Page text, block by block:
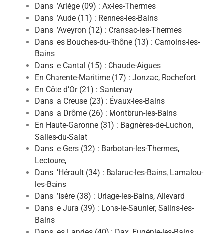
Dans l’Ariège (09) : Ax-les-Thermes
Dans l’Aude (11) : Rennes-les-Bains
Dans l’Aveyron (12) : Cransac-les-Thermes
Dans les Bouches-du-Rhône (13) : Camoins-les-
Bains
Dans le Cantal (15) : Chaude-Aigues
En Charente-Maritime (17) : Jonzac, Rochefort
En Côte d’Or (21) : Santenay
Dans la Creuse (23) : Évaux-les-Bains
Dans la Drôme (26) : Montbrun-les-Bains
En Haute-Garonne (31) : Bagnères-de-Luchon,
Salies-du-Salat
Dans le Gers (32) : Barbotan-les-Thermes,
Lectoure,
Dans l’Hérault (34) : Balaruc-les-Bains, Lamalou-
les-Bains
Dans l’Isère (38) : Uriage-les-Bains, Allevard
Dans le Jura (39) : Lons-le-Saunier, Salins-les-
Bains